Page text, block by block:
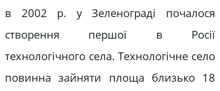
в 2002 р. у Зеленограді почалося
створення першої в Росії
технологічного села. Технологічне село
повинна зайняти площа близько 18